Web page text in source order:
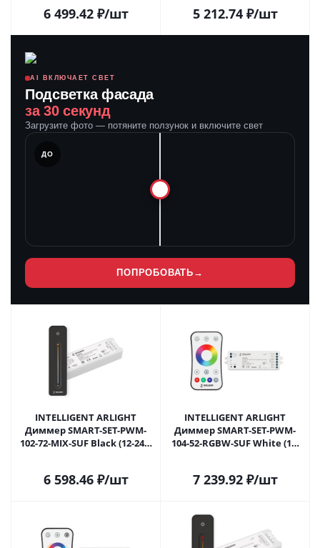
6 499.42₽/шт
Москве
5 212.74₽/шт
AI ВКЛЮЧАЕТ СВЕТ
Подсветка фасада
за 30 секунд
Загрузите фото — потяните ползунок и включите свет
ДО
ПОПРОБОВАТЬ →
INTELLIGENT ARLIGHT
Диммер SMART-SET-PWM-
102-72-MIX-SUF Black (12-24V,
Москве
6 598.46₽/шт
INTELLIGENT ARLIGHT
Диммер SMART-SET-PWM-
104-52-RGBW-SUF White (12-
036187 в Москве
7 239.92₽/шт